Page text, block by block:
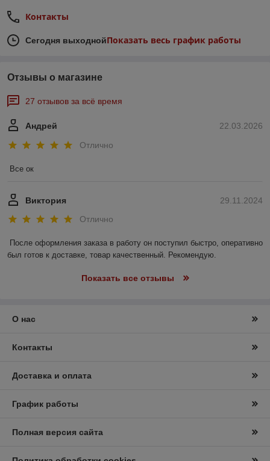
Контакты
Сегодня выходнойПоказать весь график работы
Отзывы о магазине
27 отзывов за всё время
22.03.2026
Андрей
Отлично
Все ок
29.11.2024
Виктория
Отлично
После оформления заказа в работу он поступил быстро, оперативно
был готов к доставке, товар качественный. Рекомендую.
Показать все отзывы
О нас
Контакты
Доставка и оплата
График работы
Полная версия сайта